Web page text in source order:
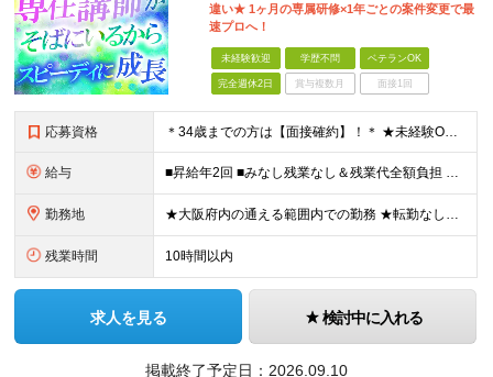
違い★ 1ヶ月の専属研修×1年ごとの案件変更で最
速プロへ！
未経験歓迎 学歴不問 ベテランOK
完全週休2日 賞与複数月 面接1回
応募資格 ＊34歳までの方は【面接確約】！＊ ★未経験OK＆経歴一切不問！ ★正社員デビューの方も歓迎します！ ★第二新卒・既卒歓迎 ★学歴不問 ＊専属の講師や1on1のサポートもあり、安心してスタートできま
給与 ■昇給年2回 ■みなし残業なし＆残業代全額負担 ■資格取得報奨金あり（5,000円～10万円） ★IT系の資格をお持ちの方は【月給30万円～】スタートが可能！ 月給21万5000円～60万円 未経
勤務地 ★大阪府内の通える範囲内での勤務 ★転勤なし！ 【新入社員研修の実施場所】 オフィス：大阪府大阪市北区西天満4-3-17 MF西天満ビル12F ※研修後は大阪府内の各プロジェクト先となります。 ※
残業時間 10時間以内
求人を見る 検討中に入れる
掲載終了予定日： 2026.09.10